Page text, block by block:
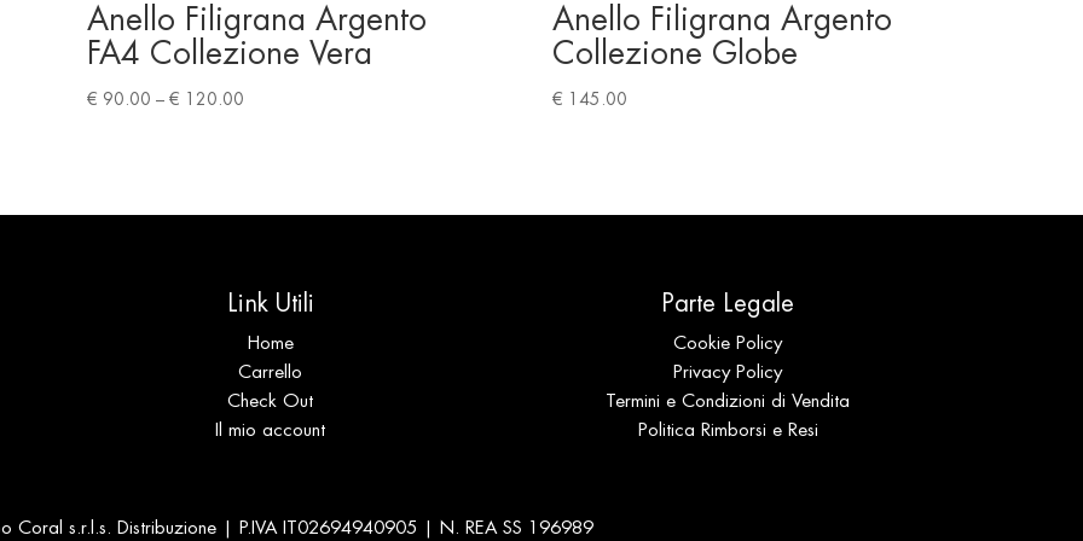
Anello Filigrana Argento
FA4 Collezione Vera
€ 90.00 – € 120.00Price
Anello Filigrana Argento
Collezione Globe
€ 145.00
Link Utili
Home
Carrello
Check Out
Il mio account
Parte Legale
Cookie Policy
Privacy Policy
Termini e Condizioni di Vendita
Politica Rimborsi e Resi
Coral s.r.l.s. Distribuzione | P.IVA IT02694940905 | N. REA SS 196989